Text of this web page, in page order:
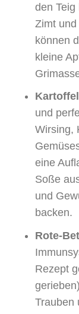
den
Zimt
können
kleine
und
Wirsing,
eine
Soße
und
backen.
Rote-
Rezept
Trauben